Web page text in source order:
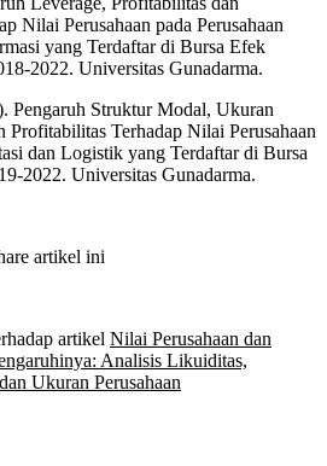
Nilai Perusahaan pada Perusahaan
yang Terdaftar di Bursa Efek
2022. Universitas Gunadarma.
Pengaruh Struktur Modal, Ukuran
Profitabilitas Terhadap Nilai Perusahaan
dan Logistik yang Terdaftar di Bursa
2022. Universitas Gunadarma.
artikel ini
artikel Nilai Perusahaan dan
Analisis Likuiditas,
Ukuran Perusahaan